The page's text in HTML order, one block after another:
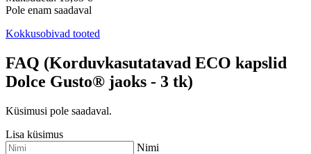
Pole enam saadaval
Kokkusobivad tooted
FAQ (Korduvkasutatavad ECO kapslid
Dolce Gusto® jaoks - 3 tk)
Küsimusi pole saadaval.
Lisa küsimus
Nimi